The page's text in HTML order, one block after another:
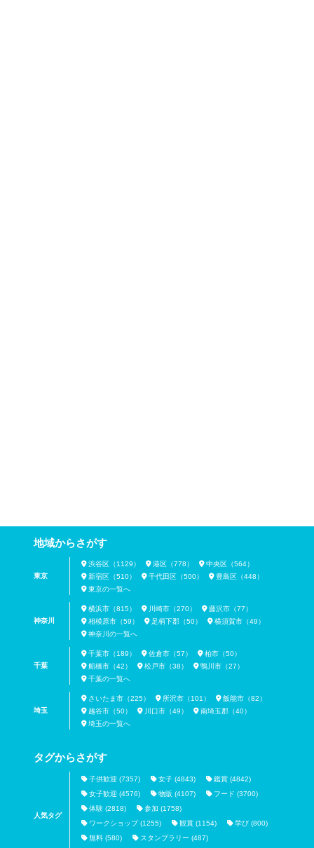
地域からさがす
東京
渋谷区（1129） 港区（778）
中央区（564）
新宿区（510）
千代田区（500）
豊島区（448）
東京の一覧へ
神奈川
横浜市（815） 川崎市（270）
藤沢市（77）
相模原市（59）
足柄下郡（50）
横須賀市（49）
神奈川の一覧へ
千葉
千葉市（189） 佐倉市（57）
柏市（50）
船橋市（42）
松戸市（38）
鴨川市（27）
千葉の一覧へ
埼玉
さいたま市（225） 所沢市（101）
飯能市（82）
越谷市（50）
川口市（49）
南埼玉郡（40）
埼玉の一覧へ
タグからさがす
人気タグ
子供歓迎 (7357) 女子 (4843)
鑑賞 (4842)
女子歓迎 (4576)
物販 (4107)
フード (3700)
体験 (2818)
参加 (1758)
ワークショップ (1255)
観賞 (1154)
学び (800)
無料 (580)
スタンプラリー (487)